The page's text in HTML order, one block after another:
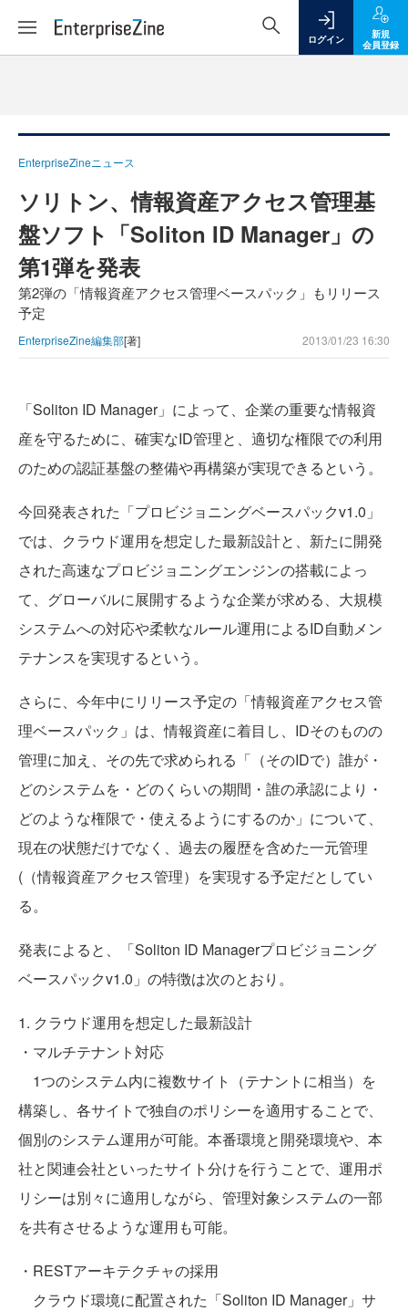
ログイン
新規
会員登録
EnterpriseZineニュース
ソリトン、情報資産アクセス管理基
盤ソフト「Soliton ID Manager」の
第1弾を発表
第2弾の「情報資産アクセス管理ベースパック」もリリース
予定
EnterpriseZine編集部[著] 2013/01/23 16:30
「Soliton ID Manager」によって、企業の重要な情報資
産を守るために、確実なID管理と、適切な権限での利用
のための認証基盤の整備や再構築が実現できるという。
今回発表された「プロビジョニングベースパックv1.0」
では、クラウド運用を想定した最新設計と、新たに開発
された高速なプロビジョニングエンジンの搭載によっ
て、グローバルに展開するような企業が求める、大規模
システムへの対応や柔軟なルール運用によるID自動メン
テナンスを実現するという。
さらに、今年中にリリース予定の「情報資産アクセス管
理ベースパック」は、情報資産に着目し、IDそのものの
管理に加え、その先で求められる「（そのIDで）誰が・
どのシステムを・どのくらいの期間・誰の承認により・
どのような権限で・使えるようにするのか」について、
現在の状態だけでなく、過去の履歴を含めた一元管理
(（情報資産アクセス管理）を実現する予定だとしてい
る。
発表によると、「Soliton ID Managerプロビジョニング
ベースパックv1.0」の特徴は次のとおり。
1. クラウド運用を想定した最新設計
・マルチテナント対応
1つのシステム内に複数サイト（テナントに相当）を
構築し、各サイトで独自のポリシーを適用することで、
個別のシステム運用が可能。本番環境と開発環境や、本
社と関連会社といったサイト分けを行うことで、運用ポ
リシーは別々に適用しながら、管理対象システムの一部
を共有させるような運用も可能。
・RESTアーキテクチャの採用
クラウド環境に配置された「Soliton ID Manager」サ